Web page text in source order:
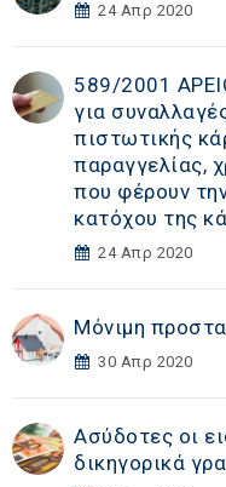
24 Απρ 2020
589/2001
για
πιστωτικής
παραγγελίας,
που φέρουν
κατόχου της
24 Απρ 2020
Μόνιμη
30 Απρ 2020
Ασύδοτες οι
δικηγορικά